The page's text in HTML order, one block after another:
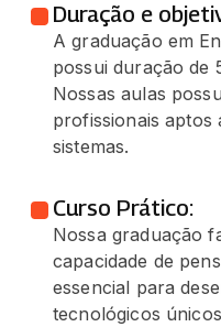
Duração e
A graduação em
possui duração de
Nossas aulas
profissionais aptos
sistemas.
Curso Prático:
Nossa graduação
capacidade de
essencial para
tecnológicos